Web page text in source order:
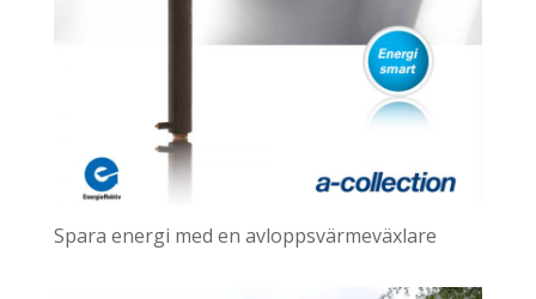
Spara energi med en avloppsvärmeväxlare